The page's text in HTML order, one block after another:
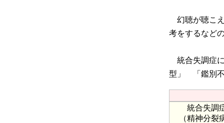
幻聴が聴こ
考をするなど
統合失調症
型」 「鑑別
統合失調
（精神分裂